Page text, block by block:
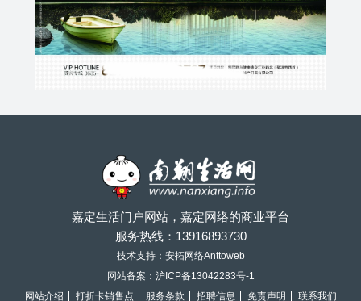
嘉定生活门户网站，嘉定网络的商业平台
服务热线： 13916893730
技术支持：安拓网络Anttoweb
网站备案： 沪ICP备13042283号-1
网站介绍
打折卡销售点 服务条款 招聘信息 免责声明 联系我们